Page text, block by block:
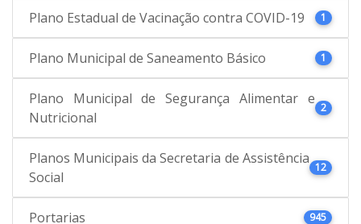
Plano Estadual de Vacinação contra COVID-19 1
Plano Municipal de Saneamento Básico 1
Plano Municipal de Segurança Alimentar e
Nutricional
2
Planos Municipais da Secretaria de Assistência
Social
12
Portarias 945